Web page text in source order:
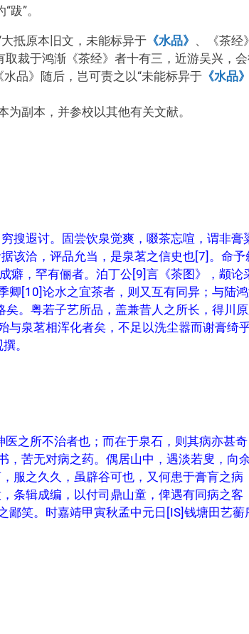
”。
抵原本旧文，未能标异于《水品》 、《茶经
裁于鸿渐《茶经》者十有三，近游吴兴，
品》随后，岂可责之以“未能标异于《水品
副本，并参校以其他有关文献。
搜遐讨。固尝饮泉觉爽，啜茶忘喧，谓非膏
该洽，评品允当，是泉茗之信史也[7]。命予
癖，罕有俪者。泊丁公[9]言《茶图》，颛论
卿[10]论水之宜茶者，则又互有同异；与陆
矣。粤若子艺所品，盖兼昔人之所长，得川
与泉茗相浑化者矣，不足以洗尘嚣而谢膏绮
。
之所不治者也；而在于泉石，则其病亦甚奇
，苦无对病之药。偶居山中，遇淡若叟，向
服之久久，虽辟谷可也，又何患于膏肓之病
条辑成编，以付司鼎山童，俾遇有同病之客
鄙笑。时嘉靖甲寅秋孟中元日[IS]钱塘田艺蘅